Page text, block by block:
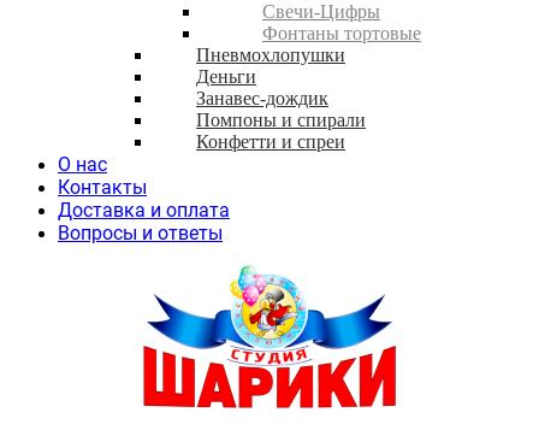
Свечи-Цифры
Фонтаны тортовые
Пневмохлопушки
Деньги
Занавес-дождик
Помпоны и спирали
Конфетти и спреи
О нас
Контакты
Доставка и оплата
Вопросы и ответы